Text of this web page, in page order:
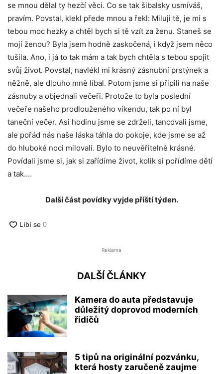
se mnou dělal ty hezčí věci. Co se tak šibalsky usmíváš,
pravím. Povstal, klekl přede mnou a řekl: Miluji tě, je mi s
tebou moc hezky a chtěl bych si tě vzít za ženu. Staneš se
mojí ženou? Byla jsem hodně zaskočená, i když jsem něco
tušila. Ano, i já to tak mám a tak bych chtěla s tebou spojit
svůj život. Povstal, navlékl mi krásný zásnubní prstýnek a
něžně, ale dlouho mně líbal. Potom jsme si připili na naše
zásnuby a objednali večeři. Protože to byla poslední
večeře našeho prodlouženého víkendu, tak po ní byl
taneční večer. Asi hodinu jsme se zdrželi, tancovali jsme,
ale pořád nás naše láska táhla do pokoje, kde jsme se až
do hluboké noci milovali. Bylo to neuvěřitelně krásné.
Povídali jsme si, jak si zařídíme život, kolik si pořídíme dětí
a tak….
Další část povídky vyjde příští týden.
Reklama
DALŠÍ ČLÁNKY
Kamera do auta představuje
důležitý doprovod moderních
řidičů
5 tipů na originální pozvánku,
která hosty zaručeně zaujme